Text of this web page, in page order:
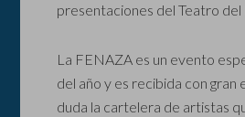
presentaciones del Teatro del
La FENAZA es un evento
del año y es recibida con gran
duda la cartelera de artistas